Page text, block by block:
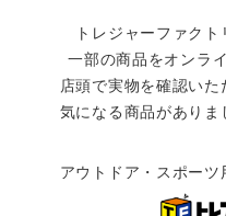
トレジャーファクト
一部の商品をオンラ
店頭で実物を確認いた
気になる商品がありま
アウトドア・スポー